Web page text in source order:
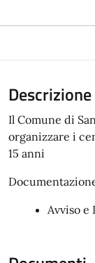
Descrizione
Il Comune di
organizzare i
15 anni
Avviso e